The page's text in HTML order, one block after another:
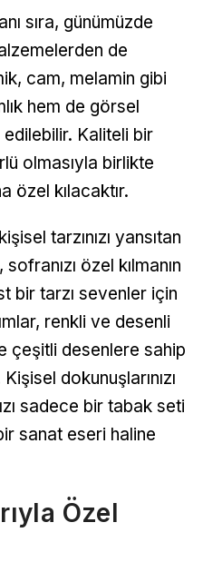
sıra, günümüzde
de
cam, melamin gibi
hem de görsel
edilebilir. Kaliteli bir
olmasıyla birlikte
özel kılacaktır.
tarzınızı yansıtan
özel kılmanın
bir tarzı sevenler için
renkli ve desenli
çeşitli desenlere sahip
dokunuşlarınızı
sadece bir tabak seti
sanat eseri haline
Özel